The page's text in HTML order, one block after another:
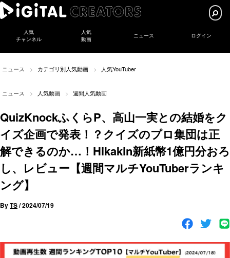
人気
チャンネル
人気
動画
ニュース ログイン
ニュース カテゴリ別人気動画 人気YouTuber
ニュース 人気動画 週間人気動画
QuizKnockふくらP、高山一実との結婚をク
イズ企画で発表！？クイズのプロ集団は正
解できるのか…！Hikakin新紙幣1億円分おろ
し、レビュー【週間マルチYouTuberランキ
ング】
ByTS/2024/07/19